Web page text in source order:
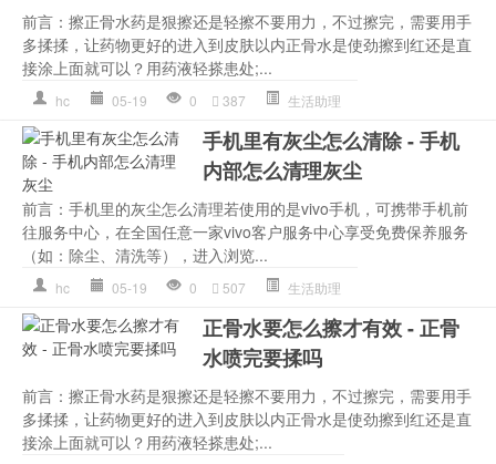
前言：擦正骨水药是狠擦还是轻擦不要用力，不过擦完，需要用手
多揉揉，让药物更好的进入到皮肤以内正骨水是使劲擦到红还是直
接涂上面就可以？用药液轻搽患处;...
hc 05-19 0 387 生活助理
手机里有灰尘怎么清除 - 手机
内部怎么清理灰尘
前言：手机里的灰尘怎么清理若使用的是vivo手机，可携带手机前
往服务中心，在全国任意一家vivo客户服务中心享受免费保养服务
（如：除尘、清洗等），进入浏览...
hc 05-19 0 507 生活助理
正骨水要怎么擦才有效 - 正骨
水喷完要揉吗
前言：擦正骨水药是狠擦还是轻擦不要用力，不过擦完，需要用手
多揉揉，让药物更好的进入到皮肤以内正骨水是使劲擦到红还是直
接涂上面就可以？用药液轻搽患处;...